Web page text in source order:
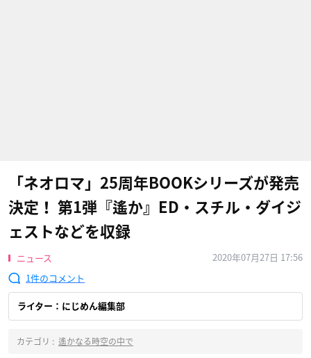
「ネオロマ」25周年BOOKシリーズが発売
決定！ 第1弾『遙か』ED・スチル・ダイジ
ェストなどを収録
ニュース
2020年07月27日 17:56
1
ライター：にじめん編集部
カテゴリ : 遙かなる時空の中で